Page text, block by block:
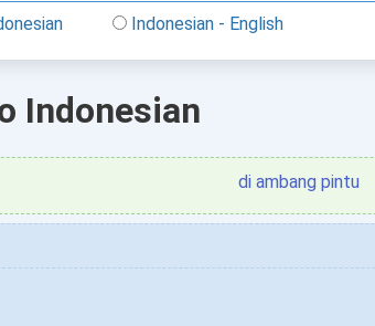
Indonesian - English
Indonesian
di ambang pintu